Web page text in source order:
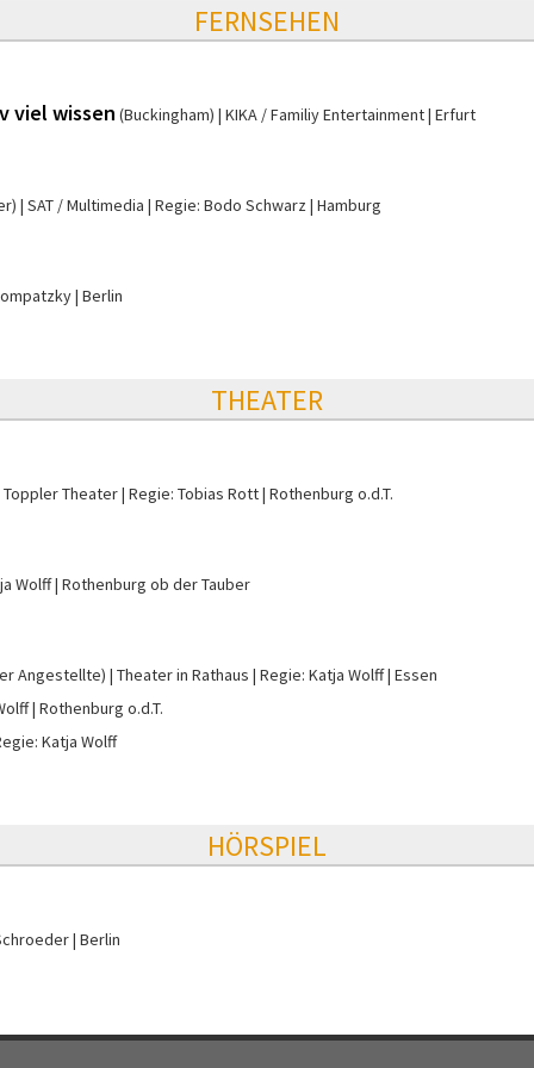
FERNSEHEN
viel wissen (Buckingham) KIKA / Familiy Entertainment Erfurt
SAT / Multimedia Regie: Bodo Schwarz Hamburg
Berlin
THEATER
Toppler Theater Regie: Tobias Rott Rothenburg o.d.T.
Wolff Rothenburg ob der Tauber
Angestellte) Theater in Rathaus Regie: Katja Wolff Essen
Rothenburg o.d.T.
Katja Wolff
HÖRSPIEL
Berlin